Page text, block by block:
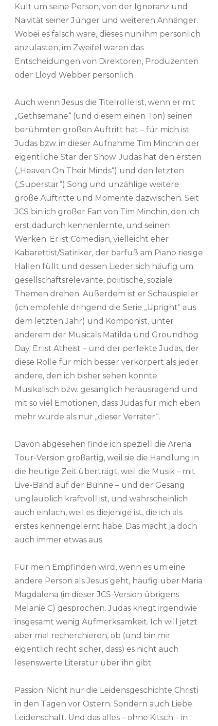
Kult um seine Person, von der Ignoranz und
Naivität seiner Jünger und weiteren Anhänger.
Wobei es falsch wäre, dieses nun ihm persönlich
anzulasten, im Zweifel waren das
Entscheidungen von Direktoren, Produzenten
oder Lloyd Webber persönlich.
Auch wenn Jesus die Titelrolle ist, wenn er mit
„Gethsemane“ (und diesem einen Ton) seinen
berühmten großen Auftritt hat – für mich ist
Judas bzw. in dieser Aufnahme Tim Minchin der
eigentliche Star der Show. Judas hat den ersten
(„Heaven On Their Minds“) und den letzten
(„Superstar“) Song und unzählige weitere
große Auftritte und Momente dazwischen. Seit
JCS bin ich großer Fan von Tim Minchin, den ich
erst dadurch kennenlernte, und seinen
Werken: Er ist Comedian, vielleicht eher
Kabarettist/Satiriker, der barfuß am Piano riesige
Hallen füllt und dessen Lieder sich häufig um
gesellschaftsrelevante, politische, soziale
Themen drehen. Außerdem ist er Schauspieler
(ich empfehle dringend die Serie „Upright“ aus
dem letzten Jahr) und Komponist, unter
anderem der Musicals Matilda und Groundhog
Day. Er ist Atheist – und der perfekte Judas, der
diese Rolle für mich besser verkörpert als jeder
andere, den ich bisher sehen konnte:
Musikalisch bzw. gesanglich herausragend und
mit so viel Emotionen, dass Judas für mich eben
mehr wurde als nur „dieser Verräter“.
Davon abgesehen finde ich speziell die Arena
Tour-Version großartig, weil sie die Handlung in
die heutige Zeit überträgt, weil die Musik – mit
Live-Band auf der Bühne – und der Gesang
unglaublich kraftvoll ist, und wahrscheinlich
auch einfach, weil es diejenige ist, die ich als
erstes kennengelernt habe. Das macht ja doch
auch immer etwas aus.
Für mein Empfinden wird, wenn es um eine
andere Person als Jesus geht, häufig über Maria
Magdalena (in dieser JCS-Version übrigens
Melanie C) gesprochen. Judas kriegt irgendwie
insgesamt wenig Aufmerksamkeit. Ich will jetzt
aber mal recherchieren, ob (und bin mir
eigentlich recht sicher, dass) es nicht auch
lesenswerte Literatur über ihn gibt.
Passion: Nicht nur die Leidensgeschichte Christi
in den Tagen vor Ostern. Sondern auch Liebe.
Leidenschaft. Und das alles – ohne Kitsch – in